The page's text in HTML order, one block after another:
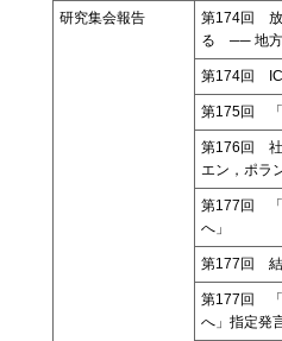
研究集会報告
第174回 放
る ── 地方
第174回
第175回 「
第176回 社
エン，ポラ
第177回 「
へ」
第177回 結
第177回 「
へ」指定発